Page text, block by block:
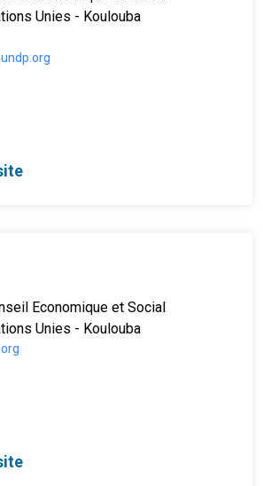
Unies - Koulouba
Economique et Social
Unies - Koulouba